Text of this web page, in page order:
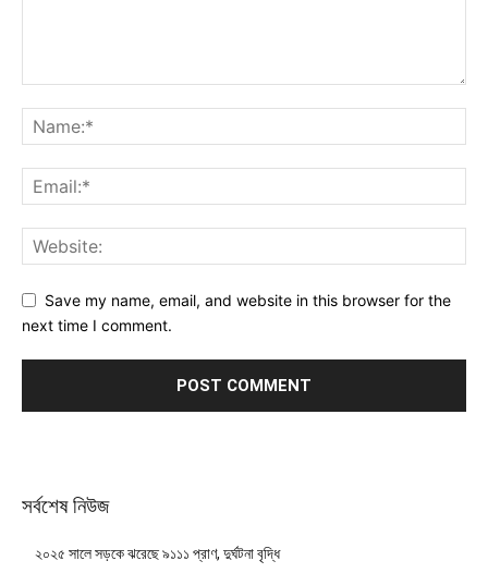
Save my name, email, and website in this browser for the
next time I comment.
সর্বশেষ নিউজ
২০২৫ সালে সড়কে ঝরেছে ৯১১১ প্রাণ, দুর্ঘটনা বৃদ্ধি